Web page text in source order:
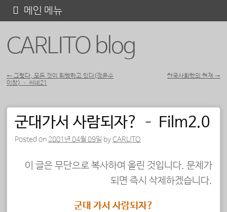
CARLITO blog
메인 메뉴
텐
포스트 내비게이션
← 그렇다, 모든 것이 퇴행하고 있다(정윤수
이창) – 씨네21
한국사회학의 현재 →
군대가서 사람되자? – Film2.0
Posted on 2001년 04월 09일 byCARLITO
이 글은 무단으로 복사하여 올린 것입니다. 문제가
되면 즉시 삭제하겠습니다.
군대 가서 사람되자?